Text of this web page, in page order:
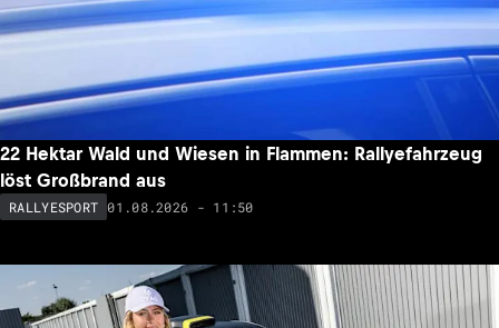
22 Hektar Wald und Wiesen in Flammen: Rallyefahrzeug
löst Großbrand aus
RALLYESPORT 01.08.2026 - 11:50